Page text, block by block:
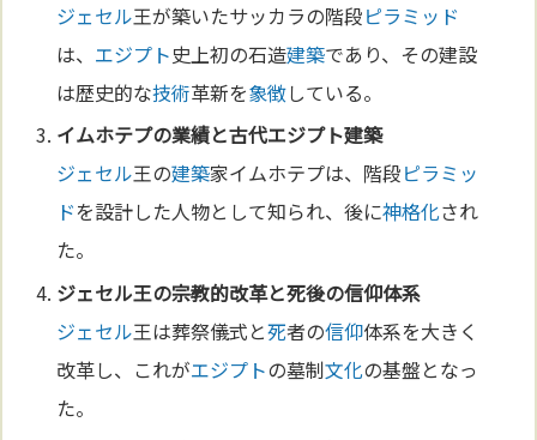
ジェセル王が築いたサッカラの階段ピラミッド
は、 エジプト史上初の石造建築であり、その建設
は歴史的な技術革新を象徴している。
イムホテプの業績と古代エジプト建築
ジェセル王の建築家イムホテプは、階段ピラミッ
ドを設計した人物として知られ、後に神格化され
た。
ジェセル王の宗教的改革と死後の信仰体系
ジェセル王は葬祭儀式と死者の信仰体系を大きく
改革し、これがエジプトの墓制文化の基盤となっ
た。